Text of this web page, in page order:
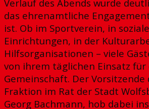
Verlauf des Abends wurde
das ehrenamtliche
ist. Ob im Sportverein, in
Einrichtungen, in der
Hilfsorganisationen – viele
von ihrem täglichen Einsatz für
Gemeinschaft. Der Vorsitzende
Fraktion im Rat der Stadt
Georg Bachmann, hob dabei